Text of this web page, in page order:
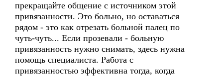
прекращайте общение с источником этой
привязанности. Это больно, но оставаться
рядом - это как отрезать больной палец по
чуть-чуть... Если прозевали - больную
привязанность нужно снимать, здесь нужна
помощь специалиста. Работа с
привязанностью эффективна тогда, когда